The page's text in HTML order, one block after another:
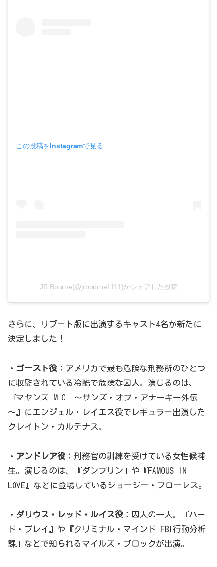
この投稿をInstagramで見る
JR Bourne(@jrbourne1111)がシェアした投稿
さらに、リブート版に出演するキャスト4名が新たに
決定しました！
・ ゴースト役 ：アメリカで最も危険な刑務所のひとつ
に収監されている冷酷で危険な囚人。演じるのは、
『マヤンズ M.C. ～サンズ・オブ・アナーキー外伝
～』にエンジェル・レイエス役でレギュラー出演した
クレイトン・カルデナス。
・ アンドレア役 ：刑務官の訓練を受けている女性候補
生。演じるのは、『ダンプリン』や『FAMOUS IN
LOVE』などに登場しているジョージー・フローレス。
・ ダリウス・レッド・ルイス役 ：囚人の一人。『ハー
ド・プレイ』や『クリミナル・マインド FBI行動分析
課』などで知られるマイルズ・ブロックが出演。